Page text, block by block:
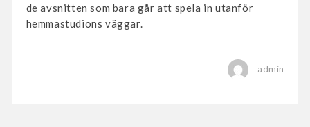
de avsnitten som bara går att spela in utanför
hemmastudions väggar.
admin